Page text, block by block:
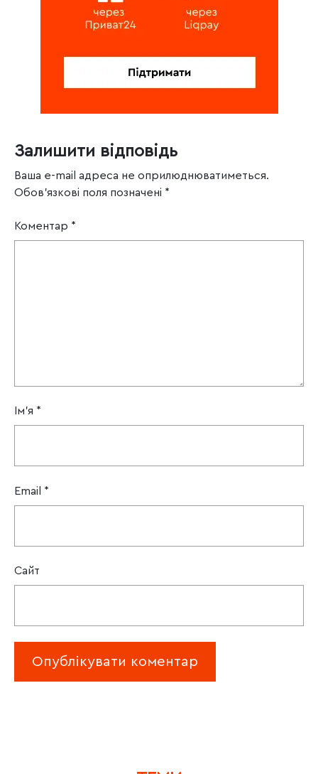
Залишити відповідь
Ваша e-mail адреса не оприлюднюватиметься.
Обов’язкові поля позначені *
Коментар *
Ім'я *
Email *
Сайт